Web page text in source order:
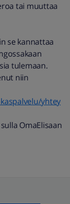
tai muuttaa
se kannattaa
tulemaan.
niin
yhtey
OmaElisaan